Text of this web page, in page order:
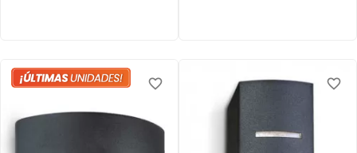
favorite_border
favorite_border favorite_border
favorite_border